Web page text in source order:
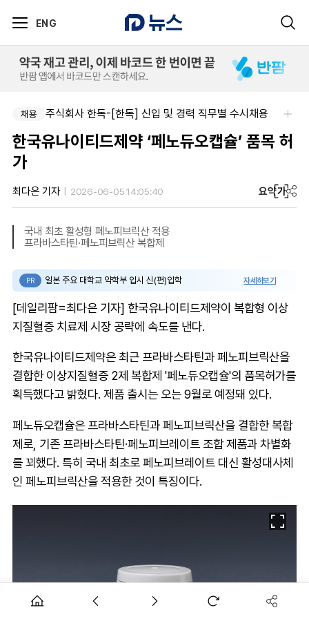
ENG
채용 주식회사 한독-[한독] 신입 및 경력 직무별 수시채용
한국유나이티드제약 ‘페노듀오캡슐’ 품목 허
가
최다은 기자 2026-06-05 14:05:40 요약가
국내 최초 활성형 페노피브릭산 적용
프라바스타틴·페노피브릭산 복합제
PR 일본 주요 대학교 약학부 입시 신(편)입학 자세히보기
[데일리팜=최다은 기자] 한국유나이티드제약이 복합형 이상
지질혈증 치료제 시장 공략에 속도를 낸다.
한국유나이티드제약은 최근 프라바스타틴과 페노피브릭산을
결합한 이상지질혈증 2제 복합제 '페노듀오캡슐'의 품목허가를
획득했다고 밝혔다. 제품 출시는 오는 9월로 예정돼 있다.
페노듀오캡슐은 프라바스타틴과 페노피브릭산을 결합한 복합
제로, 기존 프라바스타틴·페노피브레이트 조합 제품과 차별화
를 꾀했다. 특히 국내 최초로 페노피브레이트 대신 활성대사체
인 페노피브릭산을 적용한 것이 특징이다.